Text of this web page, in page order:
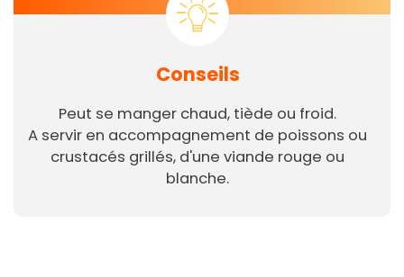
Conseils
Peut se manger chaud, tiède ou froid.
A servir en accompagnement de poissons ou
crustacés grillés, d'une viande rouge ou
blanche.